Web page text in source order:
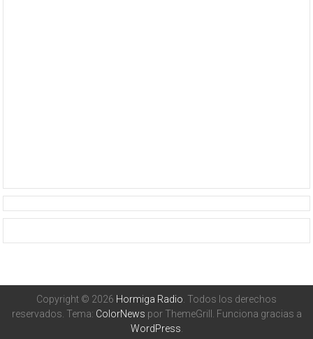
Copyright © 2026 Hormiga Radio . Todos los derechos
reservados. Tema: ColorNews por ThemeGrill. Funciona gracias a
WordPress